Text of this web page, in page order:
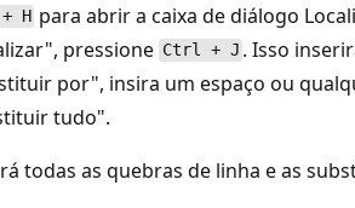
H para abrir a caixa de diálogo
pressione Ctrl + J . Isso
por", insira um espaço ou
tudo".
todas as quebras de linha e as